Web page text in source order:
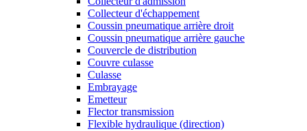
Collecteur d'échappement
Coussin pneumatique arrière droit
Coussin pneumatique arrière gauche
Couvercle de distribution
Couvre culasse
Culasse
Embrayage
Emetteur
Flector transmission
Flexible hydraulique (direction)